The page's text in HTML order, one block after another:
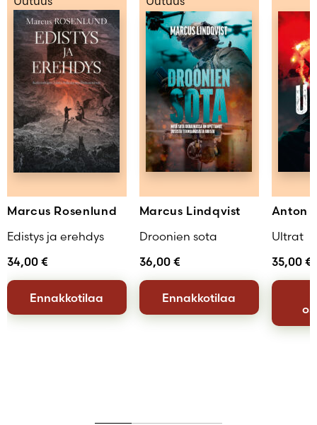
jotka työskentelevät niin kimalaisten, kalojen,
Lue lisää
Lukija
Tuija Hanhikoski
Marcus Rosenlund
Edistys ja erehdys
34,00 €
Ennakkotilaa
Marcus Lindqvist
Droonien sota
36,00 €
Ennakkotilaa
Anton
Ultrat
35,00 €